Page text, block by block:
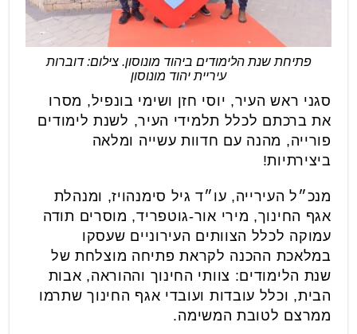
פתיחת שנת הלימודים ביהוד מונוסון. צילום: דוברות
עיריית יהוד מונוסון
סגני ראש העיר, יוסי חזן ושימי בונפיל, מסרו
את ברכתם לכלל תלמידי העיר, לשנת לימודים
פורייה, מהנה עם חדוות עשייה ומלאה
ביצירתיות!
מנכ״ל העירייה, עו״ד גיל סימנהויז, ומנהלת
אגף החינוך, מירי אור-גוטפריד, מוסרים תודה
עמוקה לכלל הצוותים העירוניים שעסקו
במלאכת ההכנה לקראת פתיחה מוצלחת של
שנת הלימודים: צוותי החינוך וההוראה, אבות
הבית, וכלל עובדות ועובדי אגף החינוך שתרמו
ממרצם לטובת המשימה.